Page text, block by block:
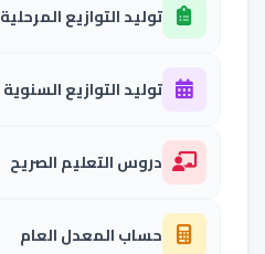
توليد التوازيع المرحلية
توليد التوازيع السنوية
دروس التعليم الصريح
حساب المعدل العام